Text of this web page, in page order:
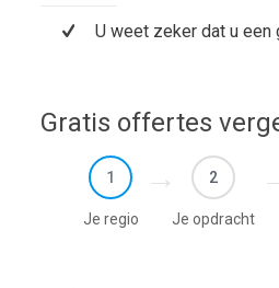
U weet zeker dat u een
Gratis offertes
1
Je regio
2
Je opdracht